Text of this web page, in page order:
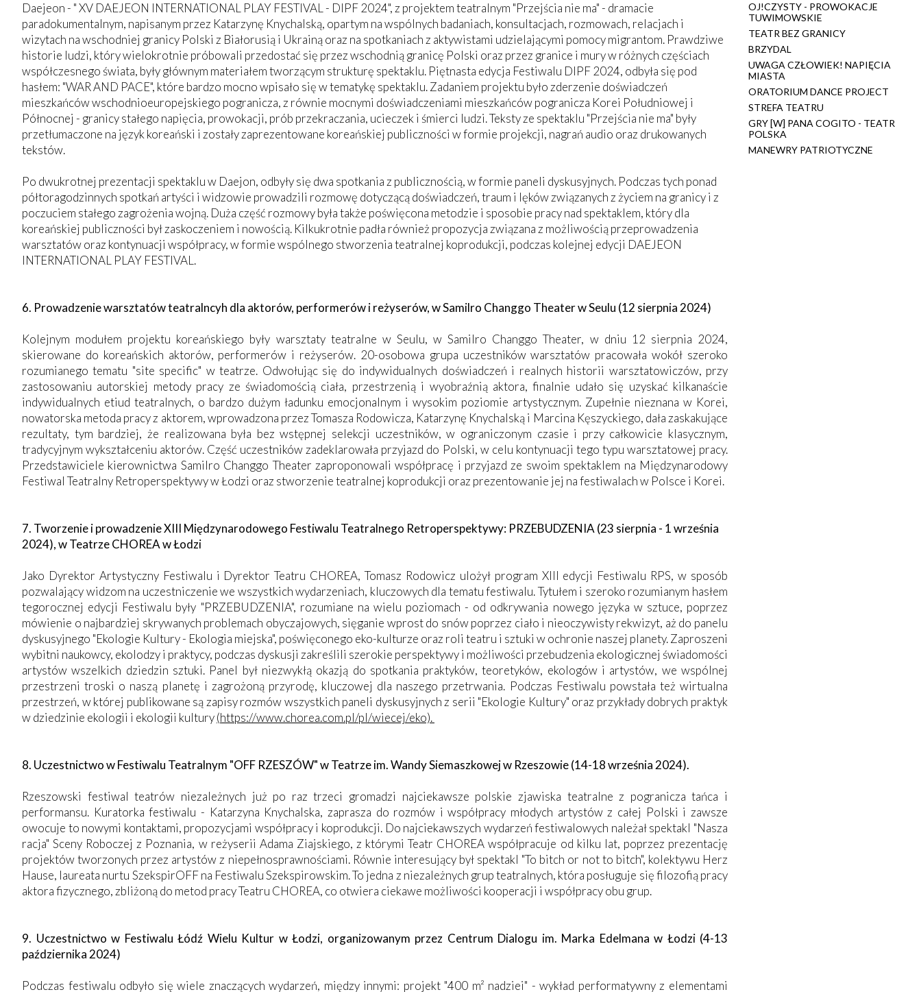
Daejeon - " XV DAEJEON INTERNATIONAL PLAY FESTIVAL - DIPF 2024", z projektem teatralnym "Przejścia nie ma" - dramacie
paradokumentalnym, napisanym przez Katarzynę Knychalską, opartym na wspólnych badaniach, konsultacjach, rozmowach, relacjach i
wizytach na wschodniej granicy Polski z Białorusią i Ukrainą oraz na spotkaniach z aktywistami udzielającymi pomocy migrantom. Prawdziwe
historie ludzi, który wielokrotnie próbowali przedostać się przez wschodnią granicę Polski oraz przez granice i mury w różnych częściach
współczesnego świata, były głównym materiałem tworzącym strukturę spektaklu. Piętnasta edycja Festiwalu DIPF 2024, odbyła się pod
hasłem: "WAR AND PACE", które bardzo mocno wpisało się w tematykę spektaklu. Zadaniem projektu było zderzenie doświadczeń
mieszkańców wschodnioeuropejskiego pogranicza, z równie mocnymi doświadczeniami mieszkańców pogranicza Korei Południowej i
Północnej - granicy stałego napięcia, prowokacji, prób przekraczania, ucieczek i śmierci ludzi. Teksty ze spektaklu "Przejścia nie ma" były
przetłumaczone na język koreański i zostały zaprezentowane koreańskiej publiczności w formie projekcji, nagrań audio oraz drukowanych
tekstów.
Po dwukrotnej prezentacji spektaklu w Daejon, odbyły się dwa spotkania z publicznością, w formie paneli dyskusyjnych. Podczas tych ponad
półtoragodzinnych spotkań artyści i widzowie prowadzili rozmowę dotyczącą doświadczeń, traum i lęków związanych z życiem na granicy i z
poczuciem stałego zagrożenia wojną. Duża część rozmowy była także poświęcona metodzie i sposobie pracy nad spektaklem, który dla
koreańskiej publiczności był zaskoczeniem i nowością. Kilkukrotnie padła również propozycja związana z możliwością przeprowadzenia
warsztatów oraz kontynuacji współpracy, w formie wspólnego stworzenia teatralnej koprodukcji, podczas kolejnej edycji DAEJEON
INTERNATIONAL PLAY FESTIVAL.
6. Prowadzenie warsztatów teatralncyh dla aktorów, performerów i reżyserów, w Samilro Changgo Theater w Seulu (12 sierpnia 2024)
Kolejnym modułem projektu koreańskiego były warsztaty teatralne w Seulu, w Samilro Changgo Theater, w dniu 12 sierpnia 2024,
skierowane do koreańskich aktorów, performerów i reżyserów. 20-osobowa grupa uczestników warsztatów pracowała wokół szeroko
rozumianego tematu "site specific" w teatrze. Odwołując się do indywidualnych doświadczeń i realnych historii warsztatowiczów, przy
zastosowaniu autorskiej metody pracy ze świadomością ciała, przestrzenią i wyobraźnią aktora, finalnie udało się uzyskać kilkanaście
indywidualnych etiud teatralnych, o bardzo dużym ładunku emocjonalnym i wysokim poziomie artystycznym. Zupełnie nieznana w Korei,
nowatorska metoda pracy z aktorem, wprowadzona przez Tomasza Rodowicza, Katarzynę Knychalską i Marcina Kęszyckiego, dała zaskakujące
rezultaty, tym bardziej, że realizowana była bez wstępnej selekcji uczestników, w ograniczonym czasie i przy całkowicie klasycznym,
tradycyjnym wykształceniu aktorów. Część uczestników zadeklarowała przyjazd do Polski, w celu kontynuacji tego typu warsztatowej pracy.
Przedstawiciele kierownictwa Samilro Changgo Theater zaproponowali współpracę i przyjazd ze swoim spektaklem na Międzynarodowy
Festiwal Teatralny Retroperspektywy w Łodzi oraz stworzenie teatralnej koprodukcji oraz prezentowanie jej na festiwalach w Polsce i Korei.
7. Tworzenie i prowadzenie XIII Międzynarodowego Festiwalu Teatralnego Retroperspektywy: PRZEBUDZENIA (23 sierpnia - 1 września
2024), w Teatrze CHOREA w Łodzi
Jako Dyrektor Artystyczny Festiwalu i Dyrektor Teatru CHOREA, Tomasz Rodowicz ulożył program XIII edycji Festiwalu RPS, w sposób
pozwalający widzom na uczestniczenie we wszystkich wydarzeniach, kluczowych dla tematu festiwalu. Tytułem i szeroko rozumianym hasłem
tegorocznej edycji Festiwalu były "PRZEBUDZENIA", rozumiane na wielu poziomach - od odkrywania nowego języka w sztuce, poprzez
mówienie o najbardziej skrywanych problemach obyczajowych, sięganie wprost do snów poprzez ciało i nieoczywisty rekwizyt, aż do panelu
dyskusyjnego "Ekologie Kultury - Ekologia miejska", poświęconego eko-kulturze oraz roli teatru i sztuki w ochronie naszej planety. Zaproszeni
wybitni naukowcy, ekolodzy i praktycy, podczas dyskusji zakreślili szerokie perspektywy i możliwości przebudzenia ekologicznej świadomości
artystów wszelkich dziedzin sztuki. Panel był niezwykłą okazją do spotkania praktyków, teoretyków, ekologów i artystów, we wspólnej
przestrzeni troski o naszą planetę i zagrożoną przyrodę, kluczowej dla naszego przetrwania. Podczas Festiwalu powstała też wirtualna
przestrzeń, w której publikowane są zapisy rozmów wszystkich paneli dyskusyjnych z serii "Ekologie Kultury" oraz przykłady dobrych praktyk
w dziedzinie ekologii i ekologii kultury(https://www.chorea.com.pl/pl/wiecej/eko).
8. Uczestnictwo w Festiwalu Teatralnym "OFF RZESZÓW" w Teatrze im. Wandy Siemaszkowej w Rzeszowie (14-18 września 2024).
Rzeszowski festiwal teatrów niezależnych już po raz trzeci gromadzi najciekawsze polskie zjawiska teatralne z pogranicza tańca i
performansu. Kuratorka festiwalu - Katarzyna Knychalska, zaprasza do rozmów i współpracy młodych artystów z całej Polski i zawsze
owocuje to nowymi kontaktami, propozycjami współpracy i koprodukcji. Do najciekawszych wydarzeń festiwalowych należał spektakl "Nasza
racja" Sceny Roboczej z Poznania, w reżyserii Adama Ziajskiego, z którymi Teatr CHOREA współpracuje od kilku lat, poprzez prezentację
projektów tworzonych przez artystów z niepełnosprawnościami. Równie interesujący był spektakl "To bitch or not to bitch", kolektywu Herz
Hause, laureata nurtu SzekspirOFF na Festiwalu Szekspirowskim. To jedna z niezależnych grup teatralnych, która posługuje się filozofią pracy
aktora fizycznego, zbliżoną do metod pracy Teatru CHOREA, co otwiera ciekawe możliwości kooperacji i współpracy obu grup.
9. Uczestnictwo w Festiwalu Łódź Wielu Kultur w Łodzi, organizowanym przez Centrum Dialogu im. Marka Edelmana w Łodzi (4-13
października 2024)
Podczas festiwalu odbyło się wiele znaczących wydarzeń, między innymi: projekt "400 m² nadziei" - wykład performatywny z elementami
OJ!CZYSTY - PROWOKACJE
TUWIMOWSKIE
TEATR BEZ GRANICY
BRZYDAL
UWAGA CZŁOWIEK! NAPIĘCIA
MIASTA
ORATORIUM DANCE PROJECT
STREFA TEATRU
GRY [W] PANA COGITO - TEATR
POLSKA
MANEWRY PATRIOTYCZNE